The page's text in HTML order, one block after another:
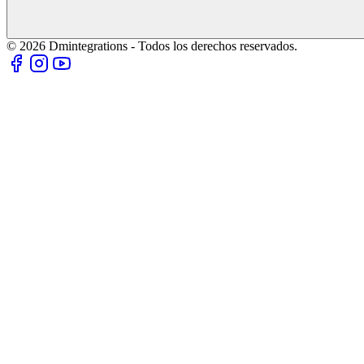
© 2026 Dmintegrations - Todos los derechos reservados.